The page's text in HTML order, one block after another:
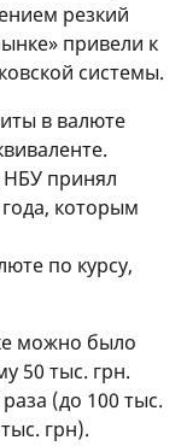
резкий
привели к
системы.
в валюте
НБУ принял
которым
по курсу,
можно было
50 тыс. грн.
(до 100 тыс.
грн).